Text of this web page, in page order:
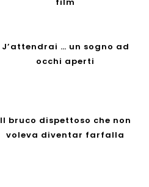
J’attendrai … un sogno ad
occhi aperti
Il bruco dispettoso che non
voleva diventar farfalla